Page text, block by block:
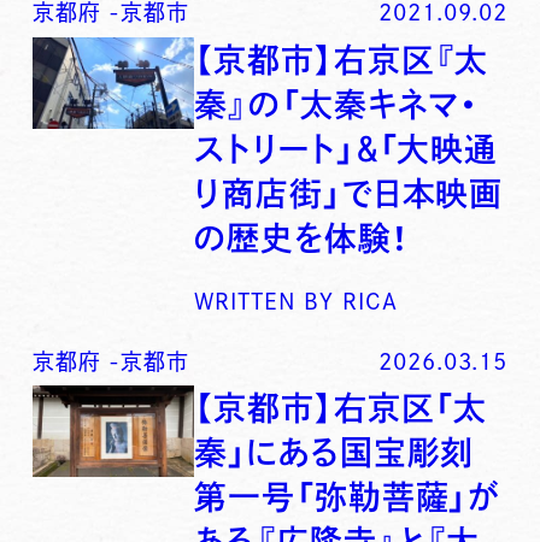
京都府 -京都市 2021.09.02
【京都市】右京区『太
秦』の「太秦キネマ・
ストリート」＆「大映通
り商店街」で日本映画
の歴史を体験！
WRITTEN BY RICA
京都府 -京都市 2026.03.15
【京都市】右京区「太
秦」にある国宝彫刻
第一号「弥勒菩薩」が